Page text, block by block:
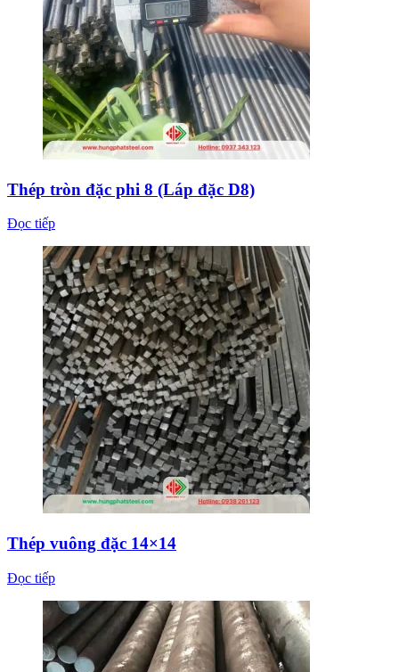
Thép tròn đặc phi 8 (Láp đặc D8)
Đọc tiếp
Thép vuông đặc 14×14
Đọc tiếp